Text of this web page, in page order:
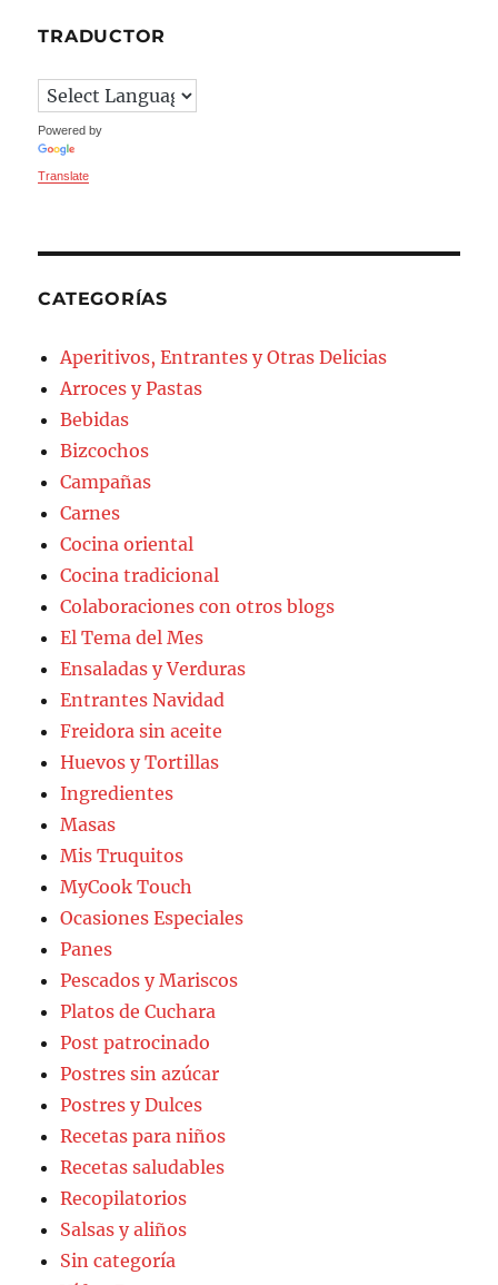
TRADUCTOR
Powered by
Translate
CATEGORÍAS
Aperitivos, Entrantes y Otras Delicias
Arroces y Pastas
Bebidas
Bizcochos
Campañas
Carnes
Cocina oriental
Cocina tradicional
Colaboraciones con otros blogs
El Tema del Mes
Ensaladas y Verduras
Entrantes Navidad
Freidora sin aceite
Huevos y Tortillas
Ingredientes
Masas
Mis Truquitos
MyCook Touch
Ocasiones Especiales
Panes
Pescados y Mariscos
Platos de Cuchara
Post patrocinado
Postres sin azúcar
Postres y Dulces
Recetas para niños
Recetas saludables
Recopilatorios
Salsas y aliños
Sin categoría